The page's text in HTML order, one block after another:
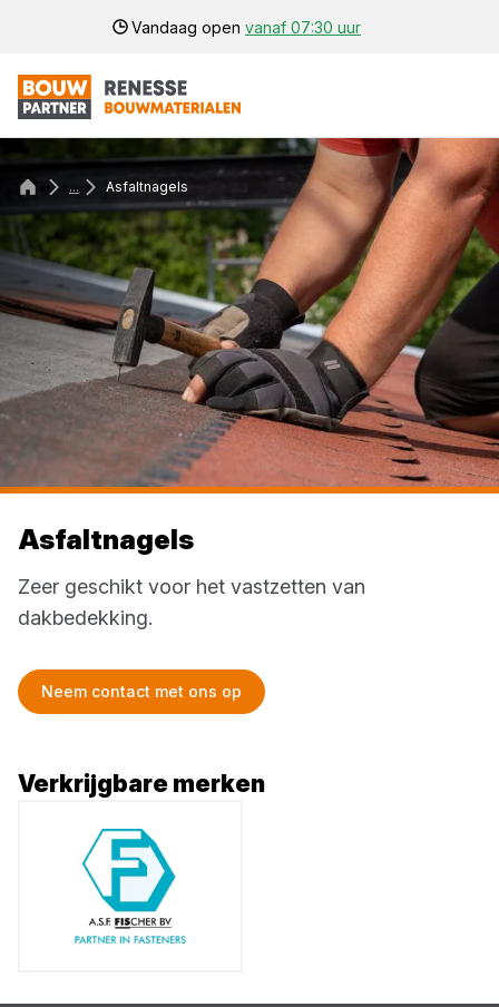
Vandaag open vanaf 07:30 uur
... Asfaltnagels
Asfaltnagels
Zeer geschikt voor het vastzetten van
dakbedekking.
Neem contact met ons op
Verkrijgbare merken